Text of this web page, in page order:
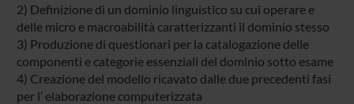
2) Definizione di un dominio linguistico su cui operare e
delle micro e macroabilità caratterizzanti il dominio stesso
3) Produzione di questionari per la catalogazione delle
componenti e categorie essenziali del dominio sotto esame
4) Creazione del modello ricavato dalle due precedenti fasi
per l’ elaborazione computerizzata